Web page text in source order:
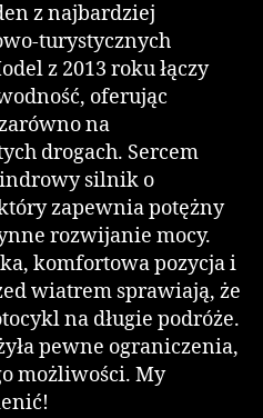
z najbardziej
turystycznych
z 2013 roku łączy
oferując
na
drogach. Sercem
silnik o
zapewnia potężny
rozwijanie mocy.
komfortowa pozycja i
wiatrem sprawiają, że
na długie podróże.
pewne ograniczenia,
możliwości. My